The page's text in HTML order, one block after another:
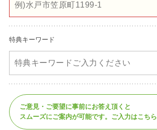
特典キーワード
ご意見・ご要望に事前にお答え頂くと
スムーズにご案内が可能です。 ご入力はこちら